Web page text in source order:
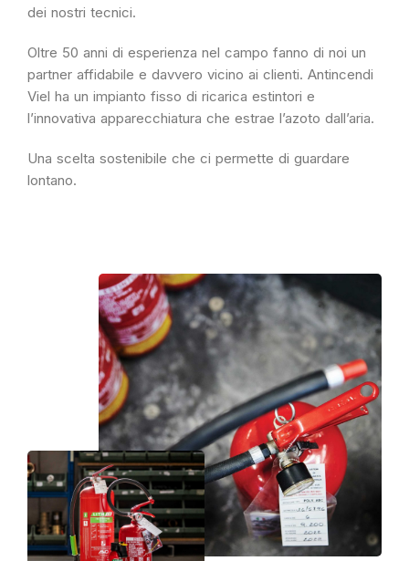
dei nostri tecnici.
Oltre 50 anni di esperienza nel campo fanno di noi un
partner affidabile e davvero vicino ai clienti. Antincendi
Viel ha un impianto fisso di ricarica estintori e
l’innovativa apparecchiatura che estrae l’azoto dall’aria.
Una scelta sostenibile che ci permette di guardare
lontano.